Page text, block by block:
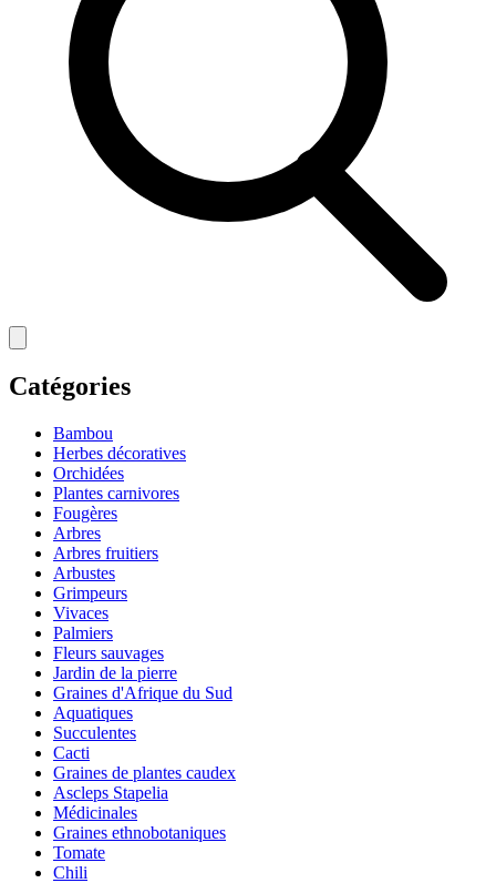
Catégories
Bambou
Herbes décoratives
Orchidées
Plantes carnivores
Fougères
Arbres
Arbres fruitiers
Arbustes
Grimpeurs
Vivaces
Palmiers
Fleurs sauvages
Jardin de la pierre
Graines d'Afrique du Sud
Aquatiques
Succulentes
Cacti
Graines de plantes caudex
Ascleps Stapelia
Médicinales
Graines ethnobotaniques
Tomate
Chili